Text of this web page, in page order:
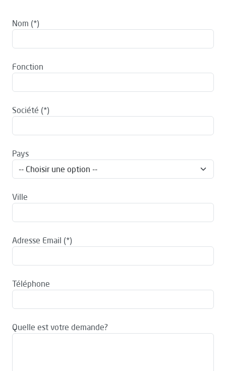
Nom
Fonction
Société
Pays
Ville
Adresse Email
Téléphone
Quelle est votre demande?